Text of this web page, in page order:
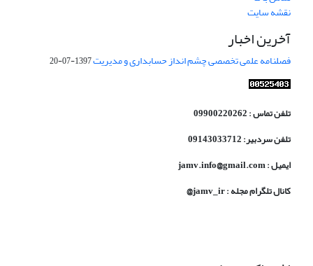
نقشه سایت
آخرین اخبار
فصلنامه علمی تخصصی چشم انداز حسابداری و مدیریت1397-07-20
تلفن تماس : 09900220262
تلفن سردبیر: 09143033712
ایمیل : jamv.info@gmail.com
کانال تلگرام مجله : jamv_ir@